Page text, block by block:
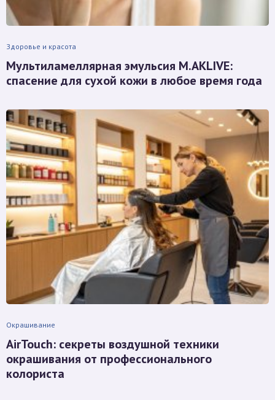
Здоровье и красота
Мультиламеллярная эмульсия M.AKLIVE:
спасение для сухой кожи в любое время года
Окрашивание
AirTouch: секреты воздушной техники
окрашивания от профессионального
колориста